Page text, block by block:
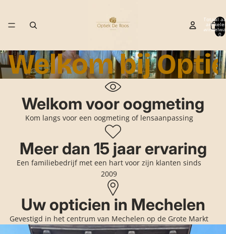
Totaal
0
Welkom bij
Welkom voor oogmeting
Kom langs voor een oogmeting of lensaanpassing
Meer dan 15 jaar ervaring
Een familiebedrijf met een hart voor zijn klanten sinds
2009
Uw opticien in Mechelen
Gevestigd in het centrum van Mechelen op de Grote Markt